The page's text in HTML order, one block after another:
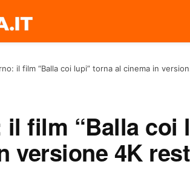
il film “Balla coi lupi” torna al cinema in
il film “Balla coi
versione 4K